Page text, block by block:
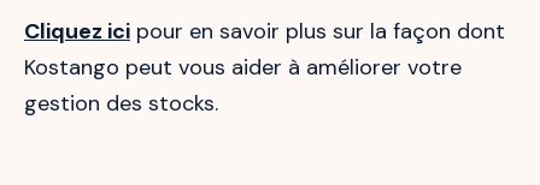
Cliquez ici pour en savoir plus sur la façon dont
Kostango peut vous aider à améliorer votre
gestion des stocks.